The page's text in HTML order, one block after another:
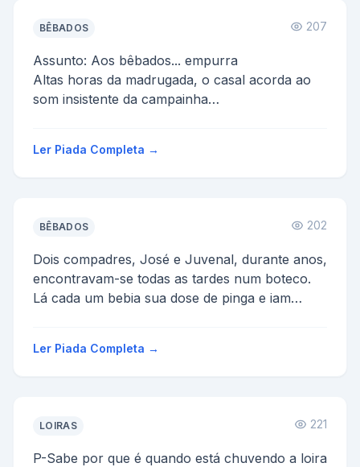
BÊBADOS 207
Assunto: Aos bêbados... empurra
Altas horas da madrugada, o casal acorda ao
som insistente da campainha
Ler Piada Completa →
BÊBADOS 202
Dois compadres, José e Juvenal, durante anos,
encontravam-se todas as tardes num boteco.
Lá cada um bebia sua dose de pinga e iam
Ler Piada Completa →
LOIRAS 221
P-Sabe por que é quando está chuvendo a loira